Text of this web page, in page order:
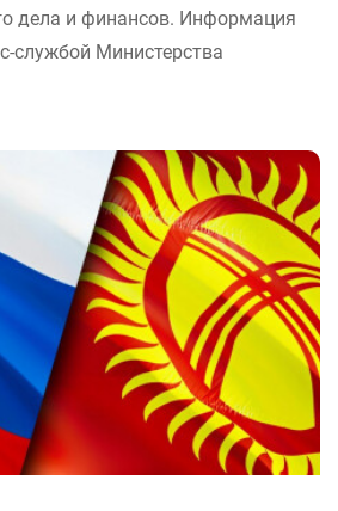
дела и финансов. Информация
службой Министерства